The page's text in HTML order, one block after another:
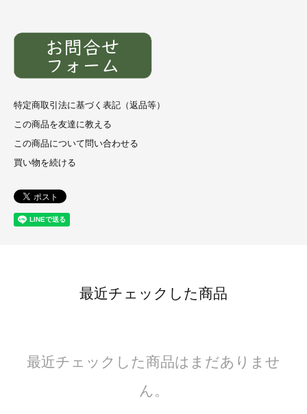
特定商取引法に基づく表記（返品等）
この商品を友達に教える
この商品について問い合わせる
買い物を続ける
最近チェックした商品
最近チェックした商品はまだありませ
ん。